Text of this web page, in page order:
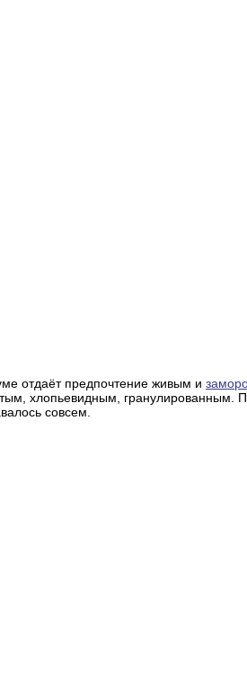
отдаёт предпочтение живым и
хлопьевидным, гранулированным.
совсем.